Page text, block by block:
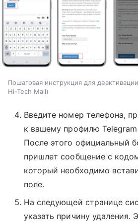
Пошаговая инструкция для
Hi-Tech Mail
Введите номер телефона,
к вашему профилю
После этого официальный
пришлет сообщение с
который необходимо
поле.
На следующей странице
указать причину удаления.